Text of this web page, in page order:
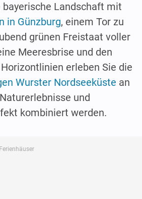
bayerische Landschaft mit
in Günzburg, einem Tor zu
grünen Freistaat voller
Meeresbrise und den
erleben Sie die
Wurster Nordseeküste an
und
kombiniert werden.